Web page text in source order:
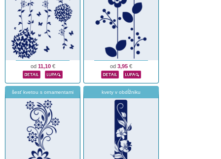
od 11,10€ od 3,95 €
šesť kvetou s ornamentami kvety v obdĺžniku